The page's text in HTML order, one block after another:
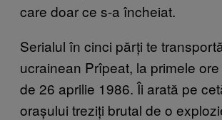
care doar ce s-a încheiat.
Serialul în cinci părți te
ucrainean Prîpeat, la primele
de 26 aprilie 1986. Îi arată pe
orașului treziți brutal de o